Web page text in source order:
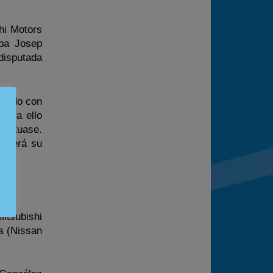
Motors
Josep
con
ello
su
(Nissan